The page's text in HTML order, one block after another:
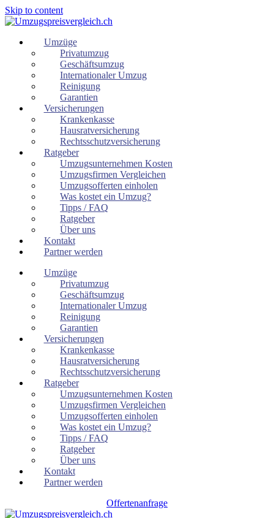
Skip to content
Umzüge
Privatumzug
Geschäftsumzug
Internationaler Umzug
Reinigung
Garantien
Versicherungen
Krankenkasse
Hausratversicherung
Rechtsschutzversicherung
Ratgeber
Umzugsunternehmen Kosten
Umzugsfirmen Vergleichen
Umzugsofferten einholen
Was kostet ein Umzug?
Tipps / FAQ
Ratgeber
Über uns
Kontakt
Partner werden
Umzüge
Privatumzug
Geschäftsumzug
Internationaler Umzug
Reinigung
Garantien
Versicherungen
Krankenkasse
Hausratversicherung
Rechtsschutzversicherung
Ratgeber
Umzugsunternehmen Kosten
Umzugsfirmen Vergleichen
Umzugsofferten einholen
Was kostet ein Umzug?
Tipps / FAQ
Ratgeber
Über uns
Kontakt
Partner werden
Offertenanfrage